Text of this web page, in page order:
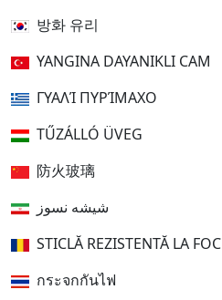
방화 유리
YANGINA DAYANIKLI CAM
ΓΥΑΛΊ ΠΥΡΊΜΑΧΟ
TŰZÁLLÓ ÜVEG
防火玻璃
شیشه نسوز
STICLĂ REZISTENTĂ LA FOC
กระจกกันไฟ